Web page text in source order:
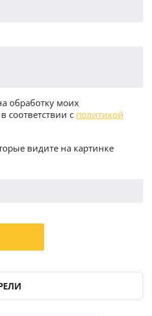
обработку моих
соответствии с политикой
видите на картинке